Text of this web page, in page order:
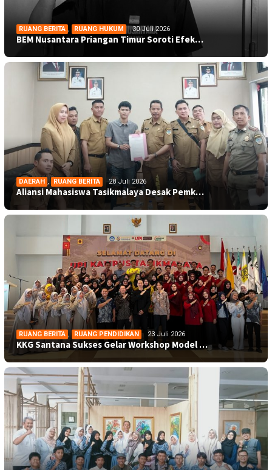
RUANG BERITA , RUANG HUKUM 30 Juli 2026
BEM Nusantara Priangan Timur Soroti Efek…
DAERAH , RUANG BERITA 28 Juli 2026
Aliansi Mahasiswa Tasikmalaya Desak Pemk…
RUANG BERITA , RUANG PENDIDIKAN 23 Juli 2026
KKG Santana Sukses Gelar Workshop Model …